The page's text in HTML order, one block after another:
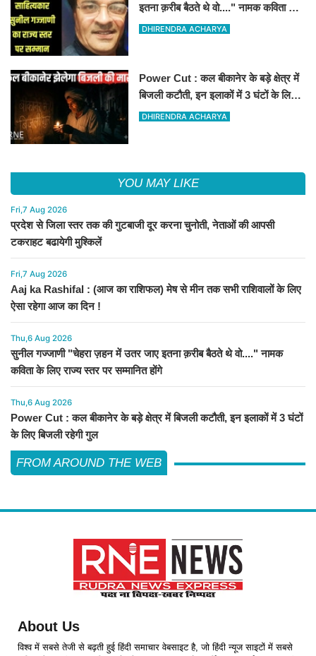
इतना क़रीब बैठते थे वो...." नामक कविता के
लिए राज्य स्तर पर सम्मानित होंगे
DHIRENDRA ACHARYA
Power Cut : कल बीकानेर के बड़े क्षेत्र में
बिजली कटौती, इन इलाकों में 3 घंटों के लिए
बिजली रहेगी गुल
DHIRENDRA ACHARYA
YOU MAY LIKE
Fri,7 Aug 2026
प्रदेश से जिला स्तर तक की गुटबाजी दूर करना चुनोती, नेताओं की आपसी
टकराहट बढायेगी मुश्किलें
Fri,7 Aug 2026
Aaj ka Rashifal : (आज का राशिफल) मेष से मीन तक सभी राशिवालों के लिए
ऐसा रहेगा आज का दिन !
Thu,6 Aug 2026
सुनील गज्जाणी "चेहरा ज़हन में उतर जाए इतना क़रीब बैठते थे वो...." नामक
कविता के लिए राज्य स्तर पर सम्मानित होंगे
Thu,6 Aug 2026
Power Cut : कल बीकानेर के बड़े क्षेत्र में बिजली कटौती, इन इलाकों में 3 घंटों
के लिए बिजली रहेगी गुल
FROM AROUND THE WEB
About Us
विश्व में सबसे तेजी से बढ़ती हुई हिंदी समाचार वेबसाइट है, जो हिंदी न्यूज साइटों में सबसे